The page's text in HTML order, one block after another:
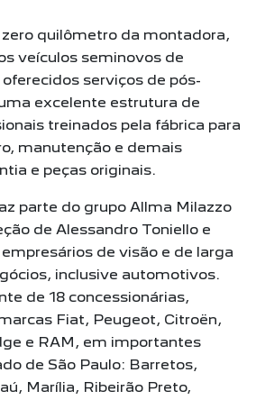
quilômetro da montadora,
veículos seminovos de
serviços de pós-
excelente estrutura de
treinados pela fábrica para
manutenção e demais
e peças originais.
parte do grupo Allma Milazzo
de Alessandro Toniello e
de visão e de larga
inclusive automotivos.
de 18 concessionárias,
Fiat, Peugeot, Citroën,
e RAM, em importantes
de São Paulo: Barretos,
Marília, Ribeirão Preto,